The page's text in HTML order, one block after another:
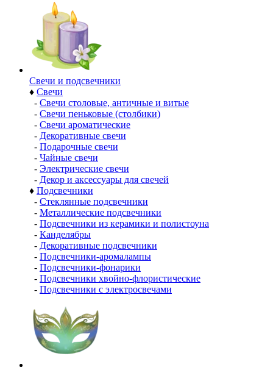
Свечи и подсвечники
♦ Свечи
- Свечи столовые, античные и витые
- Свечи пеньковые (столбики)
- Свечи ароматические
- Декоративные свечи
- Подарочные свечи
- Чайные свечи
- Электрические свечи
- Декор и аксессуары для свечей
♦ Подсвечники
- Стеклянные подсвечники
- Металлические подсвечники
- Подсвечники из керамики и полистоуна
- Канделябры
- Декоративные подсвечники
- Подсвечники-аромалампы
- Подсвечники-фонарики
- Подсвечники хвойно-флористические
- Подсвечники с электросвечами